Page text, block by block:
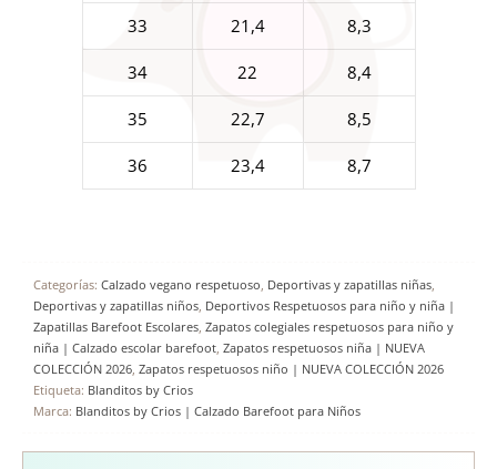
33 21,4 8,3
34 22 8,4
35 22,7 8,5
36 23,4 8,7
Categorías: Calzado vegano respetuoso Deportivas y zapatillas niñas
Deportivas y zapatillas niños Deportivos Respetuosos para niño y niña |
Zapatillas Barefoot Escolares Zapatos colegiales respetuosos para niño y
niña | Calzado escolar barefoot Zapatos respetuosos niña | NUEVA
COLECCIÓN 2026 Zapatos respetuosos niño | NUEVA COLECCIÓN 2026
Etiqueta: Blanditos by Crios
Marca: Blanditos by Crios | Calzado Barefoot para Niños